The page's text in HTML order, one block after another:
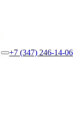
+7 (347) 246-14-06